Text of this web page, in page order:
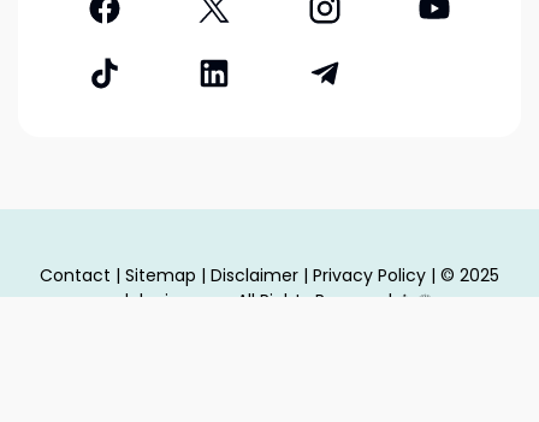
Contact | Sitemap | Disclaimer | Privacy Policy | © 2025
adakarir.com - All Rights Reserved ♔ ♕